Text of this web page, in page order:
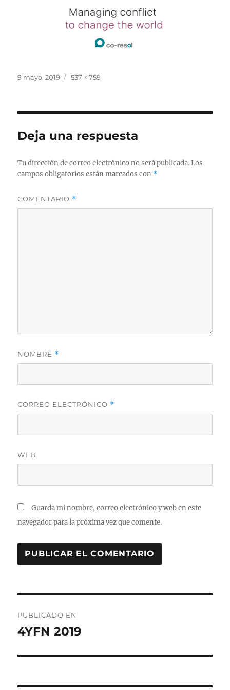
Publicado
9 mayo, 2019
Tamaño
537 × 759
Deja una respuesta
Tu dirección de correo electrónico no será publicada. Los
campos obligatorios están marcados con *
COMENTARIO *
NOMBRE *
CORREO ELECTRÓNICO *
WEB
Guarda mi nombre, correo electrónico y web en este
navegador para la próxima vez que comente.
de
PUBLICADO EN
4YFN 2019